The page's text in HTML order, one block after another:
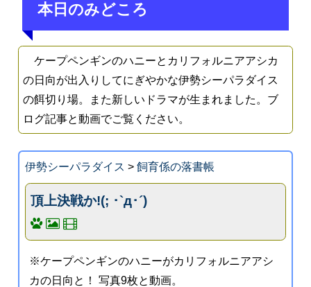
本日のみどころ
ケープペンギンのハニーとカリフォルニアアシカ
の日向が出入りしてにぎやかな伊勢シーパラダイス
の餌切り場。また新しいドラマが生まれました。ブ
ログ記事と動画でご覧ください。
伊勢シーパラダイス > 飼育係の落書帳
頂上決戦か!(; ･`д･´)
※ケープペンギンのハニーがカリフォルニアアシ
カの日向と！ 写真9枚と動画。